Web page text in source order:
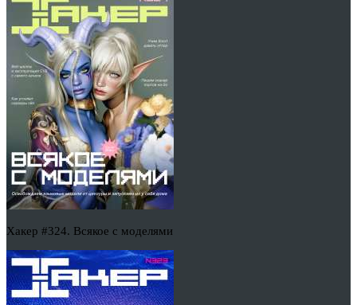
Хакер #324. Всякое с моделями